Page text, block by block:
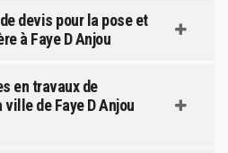
devis pour la pose et
à Faye D Anjou
en travaux de
de Faye D Anjou